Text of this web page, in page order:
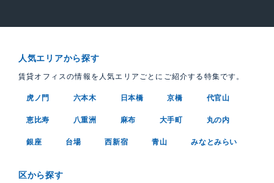
人気エリアから探す
賃貸オフィスの情報を人気エリアごとにご紹介する特集です。
虎ノ門 六本木 日本橋 京橋 代官山
恵比寿 八重洲 麻布 大手町 丸の内
銀座 台場 西新宿 青山 みなとみらい
区から探す